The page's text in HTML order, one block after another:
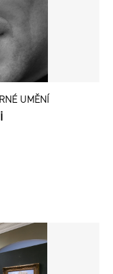
UMĚNÍ